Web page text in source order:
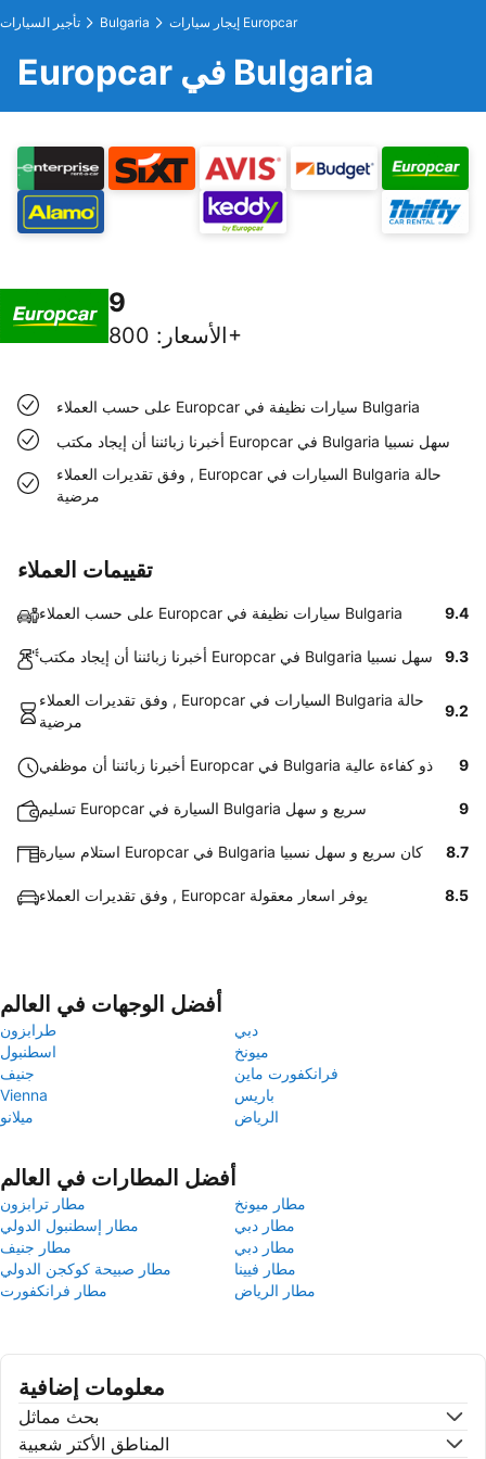
تأجير السيارات Bulgaria إيجار سيارات Europcar
Europcar في Bulgaria
9
الأسعار : 800+
على حسب العملاء Europcar سيارات نظيفة في Bulgaria
أخبرنا زبائننا أن إيجاد مكتب Europcar في Bulgaria سهل نسبيا
وفق تقديرات العملاء , Europcar السيارات في Bulgaria حالة
مرضية
تقييمات العملاء
على حسب العملاء Europcar سيارات نظيفة في Bulgaria 9.4
أخبرنا زبائننا أن إيجاد مكتب Europcar في Bulgaria سهل نسبيا 9.3
وفق تقديرات العملاء , Europcar السيارات في Bulgaria حالة
مرضية
9.2
أخبرنا زبائننا أن موظفي Europcar في Bulgaria ذو كفاءة عالية 9
تسليم Europcar السيارة في Bulgaria سريع و سهل 9
استلام سيارة Europcar في Bulgaria كان سريع و سهل نسبيا 8.7
وفق تقديرات العملاء , Europcar يوفر اسعار معقولة 8.5
أفضل الوجهات في العالم
طرابزون
دبي
اسطنبول
ميونخ
جنيف
فرانكفورت ماين
Vienna
باريس
ميلانو
الرياض
أفضل المطارات في العالم
مطار ترابزون
مطار ميونخ
مطار إسطنبول الدولي
مطار دبي
مطار جنيف
مطار دبي
مطار صبيحة كوكجن الدولي
مطار فيينا
مطار فرانكفورت
مطار الرياض
معلومات إضافية
بحث مماثل
المناطق الأكتر شعبية